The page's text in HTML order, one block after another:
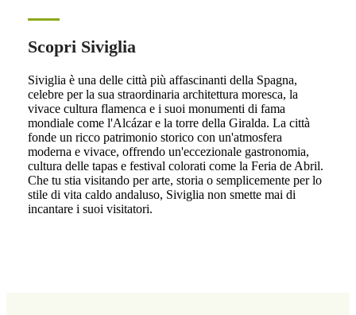
Scopri Siviglia
Siviglia è una delle città più affascinanti della Spagna,
celebre per la sua straordinaria architettura moresca, la
vivace cultura flamenca e i suoi monumenti di fama
mondiale come l'Alcázar e la torre della Giralda. La città
fonde un ricco patrimonio storico con un'atmosfera
moderna e vivace, offrendo un'eccezionale gastronomia,
cultura delle tapas e festival colorati come la Feria de Abril.
Che tu stia visitando per arte, storia o semplicemente per lo
stile di vita caldo andaluso, Siviglia non smette mai di
incantare i suoi visitatori.